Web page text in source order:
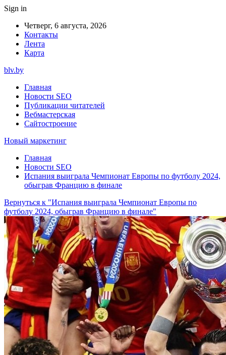
Sign in
Четверг, 6 августа, 2026
Контакты
Лента
Карта
blv.by
Главная
Новости SEO
Публикации читателей
Вебмастерская
Сайтостроение
Новый маркетинг
Главная
Новости SEO
Испания выиграла Чемпионат Европы по футболу 2024,
обыграв Францию в финале
Вернуться к "Испания выиграла Чемпионат Европы по
футболу 2024, обыграв Францию в финале"